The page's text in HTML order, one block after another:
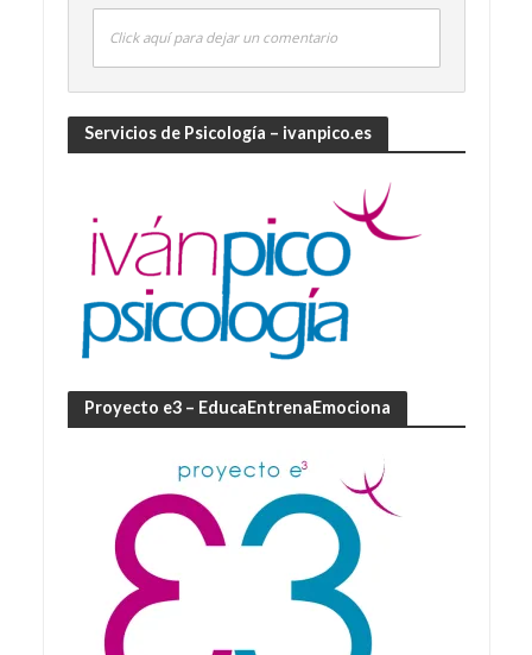
Click aquí para dejar un comentario
Servicios de Psicología – ivanpico.es
Proyecto e3 – EducaEntrenaEmociona